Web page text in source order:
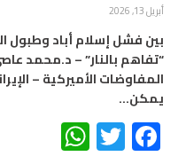
أبريل 13, 2026
بين فشل إسلام أباد وطبول
“تفاهم بالنار” – د.محمد
المفاوضات الأميركية –
يمكن…
Facebook
Twitter